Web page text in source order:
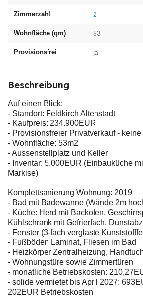
Zimmerzahl 2
Wohnfläche (qm) 53
Provisionsfrei ja
Beschreibung
Auf einen Blick:
- Standort: Feldkirch Altenstadt
- Kaufpreis: 234.900EUR
- Provisionsfreier Privatverkauf -
- Wohnfläche: 53m2
- Aussenstellplatz und Keller
- Inventar: 5.000EUR (Einbauküche
Markise)
Komplettsanierung Wohnung: 2019
- Bad mit Badewanne (Wände 2m
- Küche: Herd mit Backofen,
Kühlschrank mit Gefrierfach,
- Fenster (3-fach verglaste
- Fußböden Laminat, Fliesen im Bad
- Heizkörper Zentralheizung,
- Wohnungstüre sowie Zimmertüren
- monatliche Betriebskosten:
- solide vermietet bis April 2027:
202EUR Betriebskosten